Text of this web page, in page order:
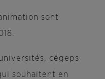
sont
cégeps
souhaitent en